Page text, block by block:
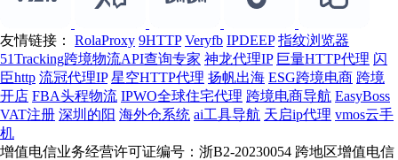
友情链接： RolaProxy 9HTTP Veryfb IPDEEP 指纹浏览器
51Tracking跨境物流API查询专家 神龙代理IP 巨量HTTP代理 闪
臣http 流冠代理IP 星空HTTP代理 扬帆出海 ESG跨境电商 跨境
开店 FBA头程物流 IPWO全球住宅代理 跨境电商导航 EasyBoss
VAT注册 深圳的阳 海外仓系统 ai工具导航 天启ip代理 vmos云手
机
增值电信业务经营许可证编号：浙B2-20230054 跨地区增值电信